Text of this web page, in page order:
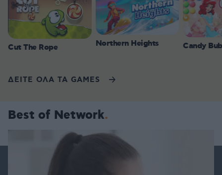
Cut The Rope Northern Heights Candy
ΔΕΙΤΕ ΟΛΑ ΤΑ GAMES
Best of Network